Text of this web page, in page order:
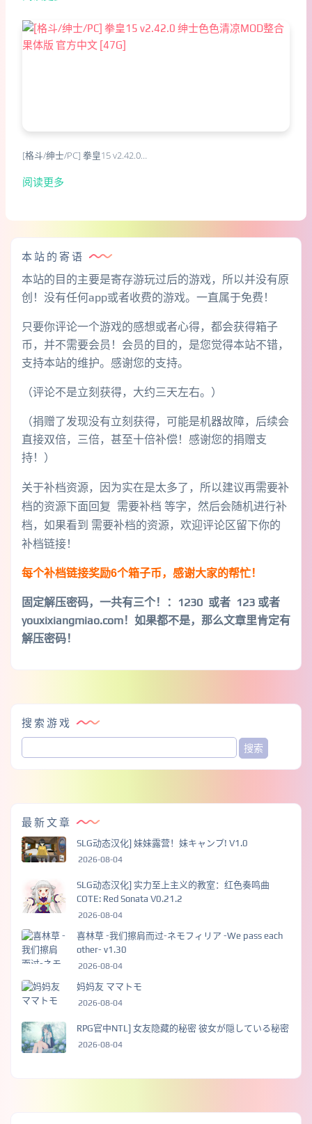
[格斗/绅士/PC] 拳皇15 v2.42.0…
阅读更多
本站的寄语
本站的目的主要是寄存游玩过后的游戏，所以并没有原
创！没有任何app或者收费的游戏。一直属于免费！
只要你评论一个游戏的感想或者心得，都会获得箱子
币，并不需要会员！会员的目的，是您觉得本站不错，
支持本站的维护。感谢您的支持。
（评论不是立刻获得，大约三天左右。）
（捐赠了发现没有立刻获得，可能是机器故障，后续会
直接双倍，三倍，甚至十倍补偿！感谢您的捐赠支
持！）
关于补档资源，因为实在是太多了，所以建议再需要补
档的资源下面回复 需要补档 等字，然后会随机进行补
档，如果看到 需要补档的资源，欢迎评论区留下你的
补档链接！
每个补档链接奖励6个箱子币，感谢大家的帮忙！
固定解压密码，一共有三个！
：1230 或者 123 或者
youxixiangmiao.com！如果都不是，那么文章里肯定有
解压密码！
搜索游戏
最新文章
SLG动态汉化] 妹妹露营！妹キャンプ! V1.0
2026-08-04
SLG动态汉化] 实力至上主义的教室：红色奏鸣曲
COTE: Red Sonata V0.21.2
2026-08-04
喜林草 -我们擦肩而过-ネモフィリア -We pass each
other- v1.30
2026-08-04
妈妈友 ママトモ
2026-08-04
RPG官中NTL] 女友隐藏的秘密 彼女が隠している秘密
2026-08-04